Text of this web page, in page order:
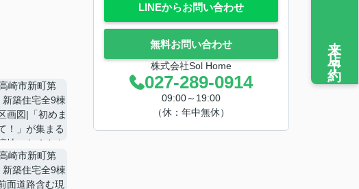
LINEからお問い合わせ
無料お問い合わせ
株式会社Sol Home
027-289-0914
09:00～19:00
（休：年中無休）
来店予約